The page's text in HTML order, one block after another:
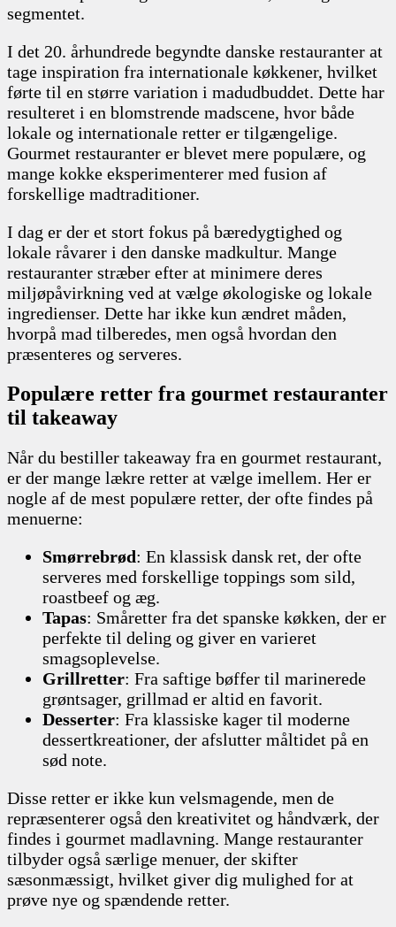
segmentet.
I det 20. århundrede begyndte danske restauranter at
tage inspiration fra internationale køkkener, hvilket
førte til en større variation i madudbuddet. Dette har
resulteret i en blomstrende madscene, hvor både
lokale og internationale retter er tilgængelige.
Gourmet restauranter er blevet mere populære, og
mange kokke eksperimenterer med fusion af
forskellige madtraditioner.
I dag er der et stort fokus på bæredygtighed og
lokale råvarer i den danske madkultur. Mange
restauranter stræber efter at minimere deres
miljøpåvirkning ved at vælge økologiske og lokale
ingredienser. Dette har ikke kun ændret måden,
hvorpå mad tilberedes, men også hvordan den
præsenteres og serveres.
Populære retter fra gourmet restauranter
til takeaway
Når du bestiller takeaway fra en gourmet restaurant,
er der mange lækre retter at vælge imellem. Her er
nogle af de mest populære retter, der ofte findes på
menuerne:
Smørrebrød: En klassisk dansk ret, der ofte
serveres med forskellige toppings som sild,
roastbeef og æg.
Tapas: Småretter fra det spanske køkken, der er
perfekte til deling og giver en varieret
smagsoplevelse.
Grillretter: Fra saftige bøffer til marinerede
grøntsager, grillmad er altid en favorit.
Desserter: Fra klassiske kager til moderne
dessertkreationer, der afslutter måltidet på en
sød note.
Disse retter er ikke kun velsmagende, men de
repræsenterer også den kreativitet og håndværk, der
findes i gourmet madlavning. Mange restauranter
tilbyder også særlige menuer, der skifter
sæsonmæssigt, hvilket giver dig mulighed for at
prøve nye og spændende retter.